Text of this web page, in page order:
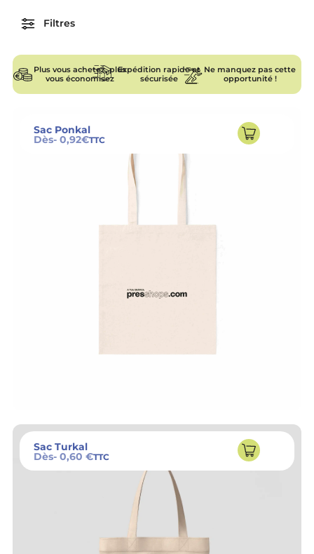
Filtres
Plus vous achetez, plus
vous économisez
Expédition rapide et
sécurisée
Ne manquez pas cette
opportunité !
Sac Ponkal
Dès- 0,92€TTC
Sac Turkal
Dès- 0,60 €TTC